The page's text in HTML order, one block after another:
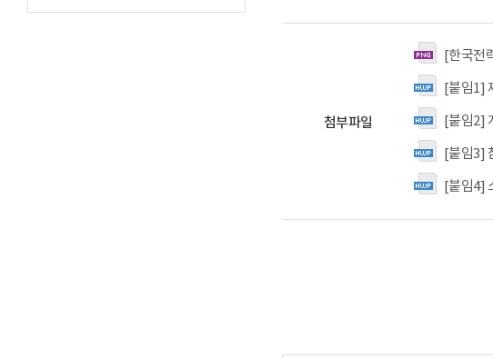
첨부파일
[한국전
[붙임1]
[붙임2]
[붙임3]
[붙임4]